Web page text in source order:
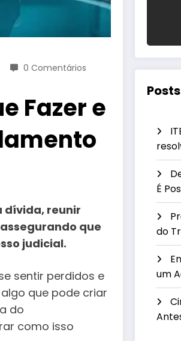
0 Comentários
Fazer e
dívida, reunir
que
judicial.
sentir perdidos e
que pode criar
do
como isso
É
do
um